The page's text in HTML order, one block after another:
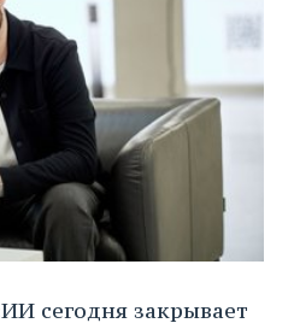
сегодня закрывает